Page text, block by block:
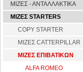
ΜΙΖΕΣ - ΑΝΤΑΛΛΑΚΤΙΚΑ
ΜΙΖΕΣ STARTERS
COPY STARTER
ΜΙΖΕΣ CATTERPILLAR
ΜΙΖΕΣ ΕΠΙΒΑΤΙΚΩΝ
ALFA ROMEO